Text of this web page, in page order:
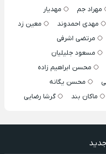
مهراد جم
مهدیار
مهدی احمدوند
معین زد
مرتضی اشرفی
مسعود جلیلیان
محسن ابراهیم زاده
محسن یگانه
ماکان بند گرشا رضایی